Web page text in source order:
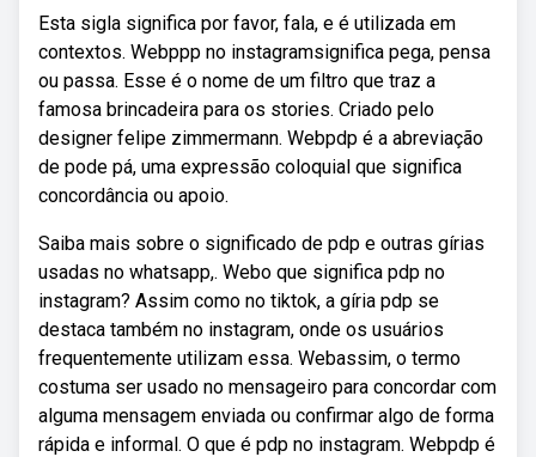
Esta sigla significa por favor, fala, e é utilizada em
contextos. Webppp no instagramsignifica pega, pensa
ou passa. Esse é o nome de um filtro que traz a
famosa brincadeira para os stories. Criado pelo
designer felipe zimmermann. Webpdp é a abreviação
de pode pá, uma expressão coloquial que significa
concordância ou apoio.
Saiba mais sobre o significado de pdp e outras gírias
usadas no whatsapp,. Webo que significa pdp no
instagram? Assim como no tiktok, a gíria pdp se
destaca também no instagram, onde os usuários
frequentemente utilizam essa. Webassim, o termo
costuma ser usado no mensageiro para concordar com
alguma mensagem enviada ou confirmar algo de forma
rápida e informal. O que é pdp no instagram. Webpdp é